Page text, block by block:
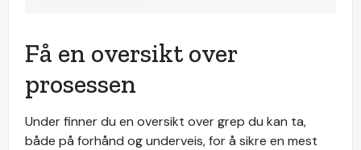
Få en oversikt over
prosessen
Under finner du en oversikt over grep du kan ta,
både på forhånd og underveis, for å sikre en mest